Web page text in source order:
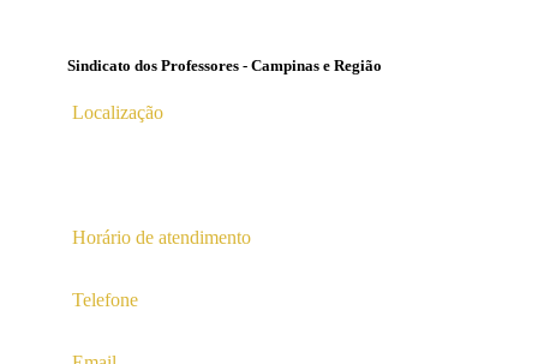
Sindicato dos Professores - Campinas e Região
Localização
Horário de atendimento
Telefone